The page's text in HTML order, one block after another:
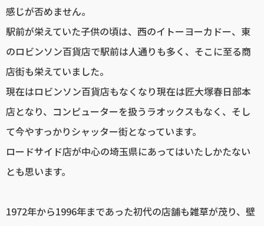
感じが否めません。
駅前が栄えていた子供の頃は、西のイトーヨーカドー、東
のロビンソン百貨店で駅前は人通りも多く、そこに至る商
店街も栄えていました。
現在はロビンソン百貨店もなくなり現在は匠大塚春日部本
店となり、コンピューターを扱うラオックスもなく、そし
て今やすっかりシャッター街となっています。
ロードサイド店が中心の埼玉県にあってはいたしかたない
とも思います。
1972年から1996年まであった初代の店舗も雑草が茂り、壁